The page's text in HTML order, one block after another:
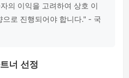
의 이익을 고려하여 상호 이
으로 진행되어야 합니다." - 국
너 선정